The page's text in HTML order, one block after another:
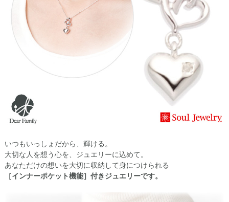
いつもいっしょだから、輝ける。
大切な人を想う心を、ジュエリーに込めて。
あなただけの想いを大切に収納して身につけられる
［インナーポケット機能］付きジュエリーです。